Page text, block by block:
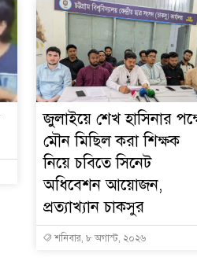
জুলাইয়ে শেখ হাসিনার
মৌন মিছিল করা শিক্ষক
নিয়ে চবিতে সিনেট
অধিবেশন আয়োজন,
প্রত্যাখ্যান চাকসুর
শনিবার, ৮ অগাস্ট, ২০২৬